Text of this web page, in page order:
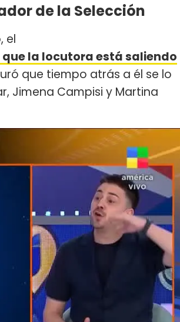
de la Selección
el
la locutora está saliendo
que tiempo atrás a él se lo
Jimena Campisi y Martina